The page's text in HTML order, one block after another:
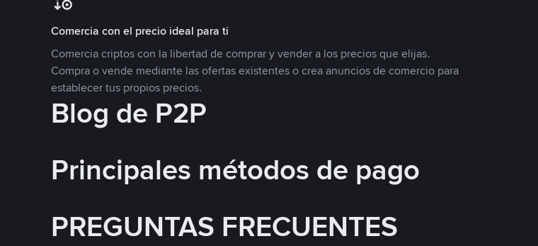
Comercia con el precio ideal para ti
Comercia criptos con la libertad de comprar y vender a los precios que elijas.
Compra o vende mediante las ofertas existentes o crea anuncios de comercio para
establecer tus propios precios.
Blog de P2P
Principales métodos de pago
PREGUNTAS FRECUENTES